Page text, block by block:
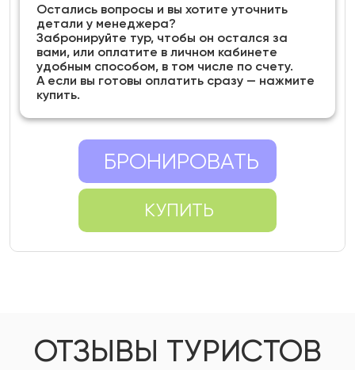
Остались вопросы и вы хотите уточнить
детали у менеджера?
Забронируйте тур, чтобы он остался за
вами, или оплатите в личном кабинете
удобным способом, в том числе по счету.
А если вы готовы оплатить сразу — нажмите
купить.
БРОНИРОВАТЬ
КУПИТЬ
ОТЗЫВЫ ТУРИСТОВ